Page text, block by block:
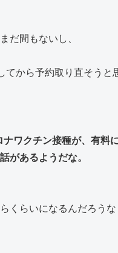
だ間もないし、
てから予約取り直そうと
ワクチン接種が、有料
があるようだな。
くらいになるんだろうな